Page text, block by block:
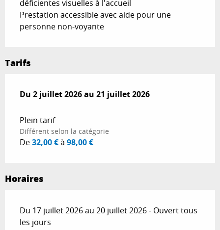
déficientes visuelles à l'accueil
Prestation accessible avec aide pour une
personne non-voyante
Tarifs
Du 2 juillet 2026au 21 juillet 2026
Du 2 juillet 2026au 21 juillet 2026
Plein tarif
Différent selon la catégorie
De32,00 €à 98,00 €
Horaires
Du 17 juillet 2026 au 20 juillet 2026 - Ouvert tous
les jours